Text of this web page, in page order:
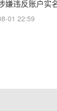
嫌违反账户实
01 22:59